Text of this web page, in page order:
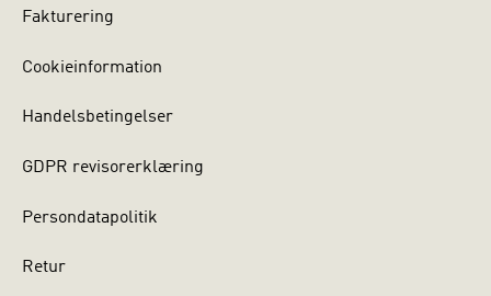
Fakturering
Cookieinformation
Handelsbetingelser
GDPR revisorerklæring
Persondatapolitik
Retur